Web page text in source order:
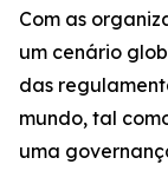
Com as
um cenário
das
mundo, tal
uma